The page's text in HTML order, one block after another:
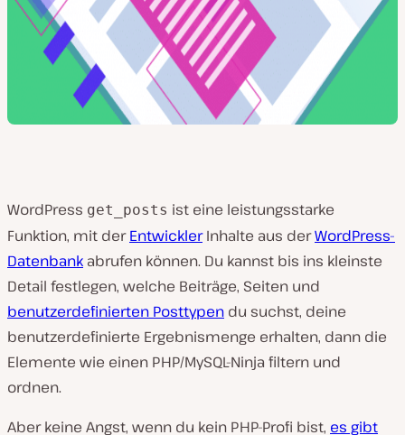
WordPress get_posts ist eine leistungsstarke
Funktion, mit derEntwicklerInhalte aus derWordPress-
Datenbank abrufen können. Du kannst bis ins kleinste
Detail festlegen, welche Beiträge, Seiten und
benutzerdefinierten Posttypen du suchst, deine
benutzerdefinierte Ergebnismenge erhalten, dann die
Elemente wie einen PHP/MySQL-Ninja filtern und
ordnen.
Aber keine Angst, wenn du kein PHP-Profi bist, es gibt